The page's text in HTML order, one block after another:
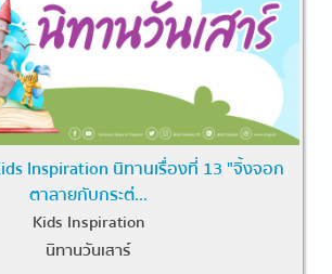
Inspiration นิทานเรื่องที่ 13 "จิ้งจอก
ตาลายกับกระต่...
Kids Inspiration
นิทานวันเสาร์